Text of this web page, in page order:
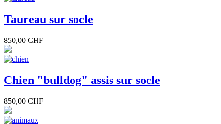
Taureau sur socle
850,00 CHF
Chien "bulldog" assis sur socle
850,00 CHF